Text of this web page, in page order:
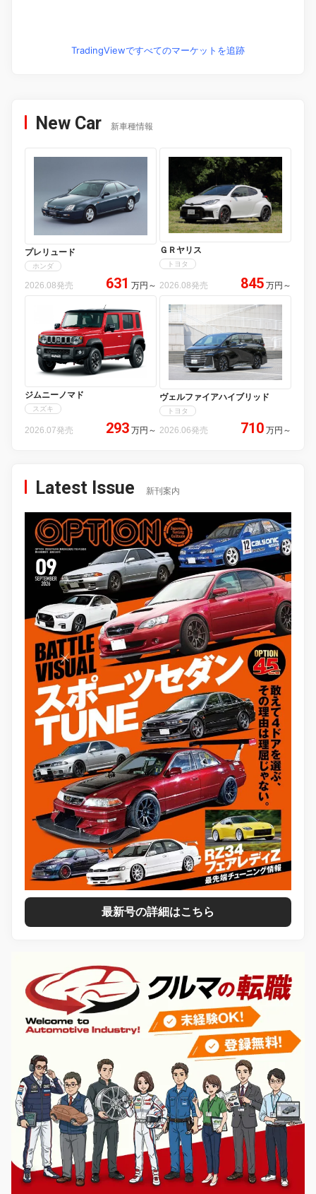
TradingViewですべてのマーケットを追跡
New Car 新車種情報
プレリュード
ホンダ
2026.08発売 631 万円 ～
ＧＲヤリス
トヨタ
2026.08発売 845 万円 ～
ジムニーノマド
スズキ
2026.07発売 293 万円 ～
ヴェルファイアハイブリッド
トヨタ
2026.06発売 710 万円 ～
Latest Issue 新刊案内
最新号の詳細はこちら